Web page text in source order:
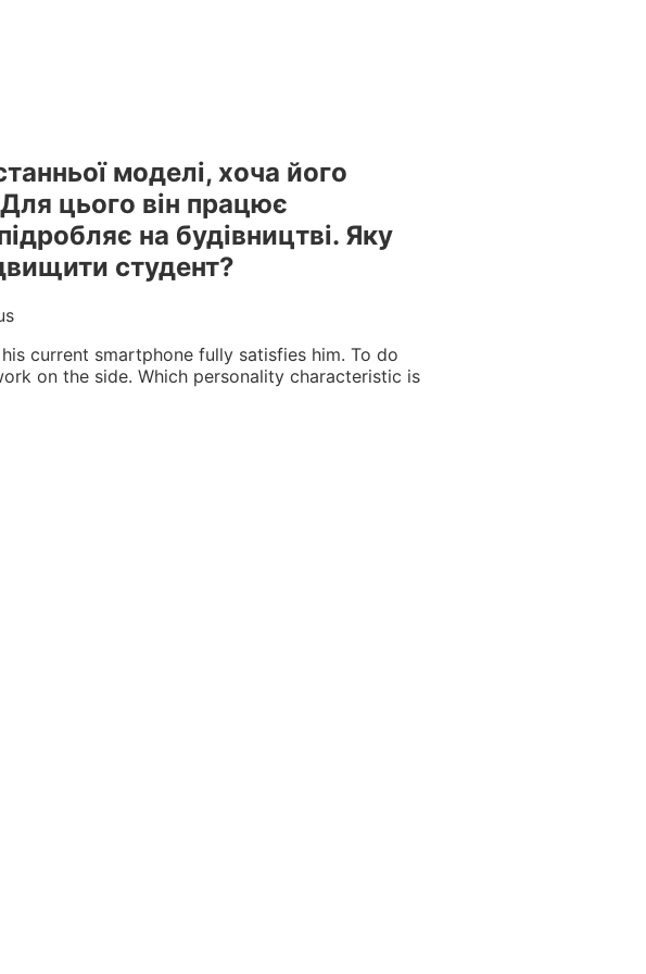
моделі, хоча його
цього він працює
на будівництві. Яку
студент?
current smartphone fully satisfies him. To do
on the side. Which personality characteristic is